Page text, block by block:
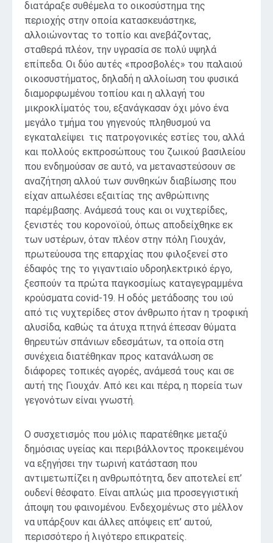
διατάραξε συθέμελα το οικοσύστημα της
περιοχής στην οποία κατασκευάστηκε,
αλλοιώνοντας το τοπίο και ανεβάζοντας,
σταθερά πλέον, την υγρασία σε πολύ υψηλά
επίπεδα. Οι δύο αυτές «προσβολές» του παλαιού
οικοσυστήματος, δηλαδή η αλλοίωση του φυσικά
διαμορφωμένου τοπίου και η αλλαγή του
μικροκλίματός του, εξανάγκασαν όχι μόνο ένα
μεγάλο τμήμα του γηγενούς πληθυσμού να
εγκαταλείψει τις πατρογονικές εστίες του, αλλά
και πολλούς εκπροσώπους του ζωικού βασιλείου
που ενδημούσαν σε αυτό, να μεταναστεύσουν σε
αναζήτηση αλλού των συνθηκών διαβίωσης που
είχαν απωλέσει εξαιτίας της ανθρώπινης
παρέμβασης. Ανάμεσά τους και οι νυχτερίδες,
ξενιστές του κορονοϊού, όπως αποδείχθηκε εκ
των υστέρων, όταν πλέον στην πόλη Γιουχάν,
πρωτεύουσα της επαρχίας που φιλοξενεί στο
έδαφός της το γιγαντιαίο υδροηλεκτρικό έργο,
ξεσπούν τα πρώτα παγκοσμίως καταγεγραμμένα
κρούσματα covid-19. Η οδός μετάδοσης του ιού
από τις νυχτερίδες στον άνθρωπο ήταν η τροφική
αλυσίδα, καθώς τα άτυχα πτηνά έπεσαν θύματα
θηρευτών σπάνιων εδεσμάτων, τα οποία στη
συνέχεια διατέθηκαν προς κατανάλωση σε
διάφορες τοπικές αγορές, ανάμεσά τους και σε
αυτή της Γιουχάν. Από κει και πέρα, η πορεία των
γεγονότων είναι γνωστή.
Ο συσχετισμός που μόλις παρατέθηκε μεταξύ
δημόσιας υγείας και περιβάλλοντος προκειμένου
να εξηγήσει την τωρινή κατάσταση που
αντιμετωπίζει η ανθρωπότητα, δεν αποτελεί επ’
ουδενί θέσφατο. Είναι απλώς μια προσεγγιστική
άποψη του φαινομένου. Ενδεχομένως στο μέλλον
να υπάρξουν και άλλες απόψεις επ’ αυτού,
περισσότερο ή λιγότερο επικρατείς.